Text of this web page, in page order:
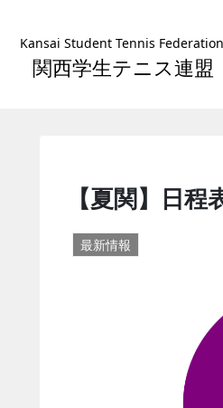
Kansai Student Tennis Federation
関西学生テニス連盟
【夏関】日程
最新情報